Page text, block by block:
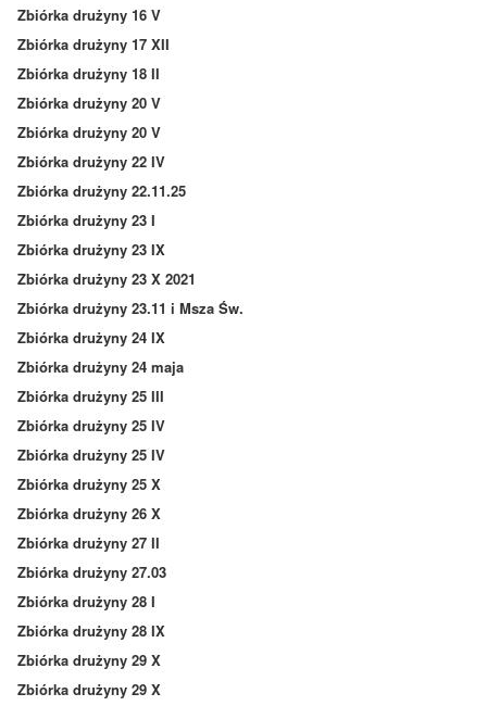
Zbiórka drużyny 16 V
Zbiórka drużyny 17 XII
Zbiórka drużyny 18 II
Zbiórka drużyny 20 V
Zbiórka drużyny 20 V
Zbiórka drużyny 22 IV
Zbiórka drużyny 22.11.25
Zbiórka drużyny 23 I
Zbiórka drużyny 23 IX
Zbiórka drużyny 23 X 2021
Zbiórka drużyny 23.11 i Msza Św.
Zbiórka drużyny 24 IX
Zbiórka drużyny 24 maja
Zbiórka drużyny 25 III
Zbiórka drużyny 25 IV
Zbiórka drużyny 25 IV
Zbiórka drużyny 25 X
Zbiórka drużyny 26 X
Zbiórka drużyny 27 II
Zbiórka drużyny 27.03
Zbiórka drużyny 28 I
Zbiórka drużyny 28 IX
Zbiórka drużyny 29 X
Zbiórka drużyny 29 X